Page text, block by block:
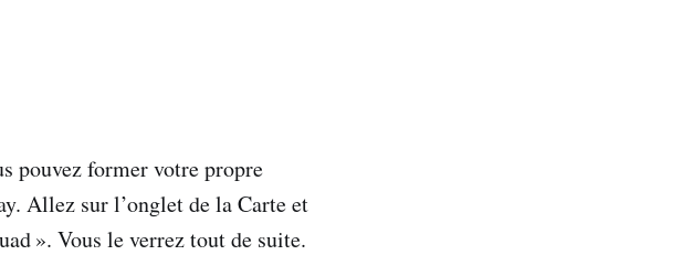
pouvez former votre propre
Allez sur l’onglet de la Carte et
». Vous le verrez tout de suite.